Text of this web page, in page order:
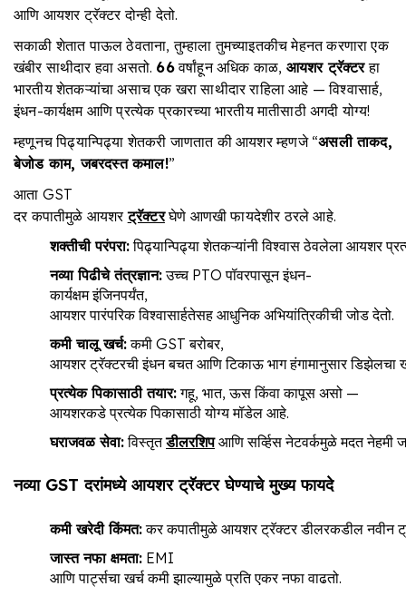
आणि आयशर ट्रॅक्टर दोन्ही देतो.
सकाळी शेतात पाऊल ठेवताना, तुम्हाला तुमच्याइतकीच मेहनत करणारा एक
खंबीर साथीदार हवा असतो. 66वर्षांहून अधिक काळ, आयशर ट्रॅक्टरहा
भारतीय शेतकऱ्यांचा असाच एक खरा साथीदार राहिला आहे — विश्वासार्ह,
इंधन-कार्यक्षम आणि प्रत्येक प्रकारच्या भारतीय मातीसाठी अगदी योग्य!
म्हणूनच पिढ्यान्पिढ्या शेतकरी जाणतात की आयशर म्हणजे “असली ताकद,
बेजोड काम,जबरदस्त कमाल!”
आता GST
दर कपातीमुळे आयशरट्रॅक्टरघेणे आणखी फायदेशीर ठरले आहे.
शक्तीची परंपरा:पिढ्यान्पिढ्या शेतकऱ्यांनी विश्वास ठेवलेला आयशर
नव्या पिढीचे तंत्रज्ञान:उच्च PTO पॉवरपासून इंधन-
कार्यक्षम इंजिनपर्यंत,
आयशर पारंपरिक विश्वासार्हतेसह आधुनिक अभियांत्रिकीची जोड देतो.
कमी चालू खर्च:कमी GST बरोबर,
आयशर ट्रॅक्टरची इंधन बचत आणि टिकाऊ भाग हंगामानुसार डिझेलचा
प्रत्येक पिकासाठी तयार:गहू, भात, ऊस किंवा कापूस असो —
आयशरकडे प्रत्येक पिकासाठी योग्य मॉडेल आहे.
घराजवळ सेवा:विस्तृतडीलरशिपआणि सर्व्हिस नेटवर्कमुळे मदत
नव्याGSTदरांमध्ये आयशर ट्रॅक्टर घेण्याचे मुख्य फायदे
कमी खरेदी किंमत:कर कपातीमुळे आयशर ट्रॅक्टर डीलरकडील नवीन
जास्त नफा क्षमता: EMI
आणि पार्ट्सचा खर्च कमी झाल्यामुळे प्रति एकर नफा वाढतो.